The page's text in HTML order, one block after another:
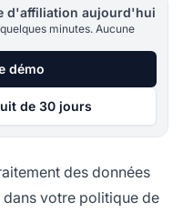
d'affiliation aujourd'hui
minutes. Aucune
démo
de 30 jours
des données
votre politique de